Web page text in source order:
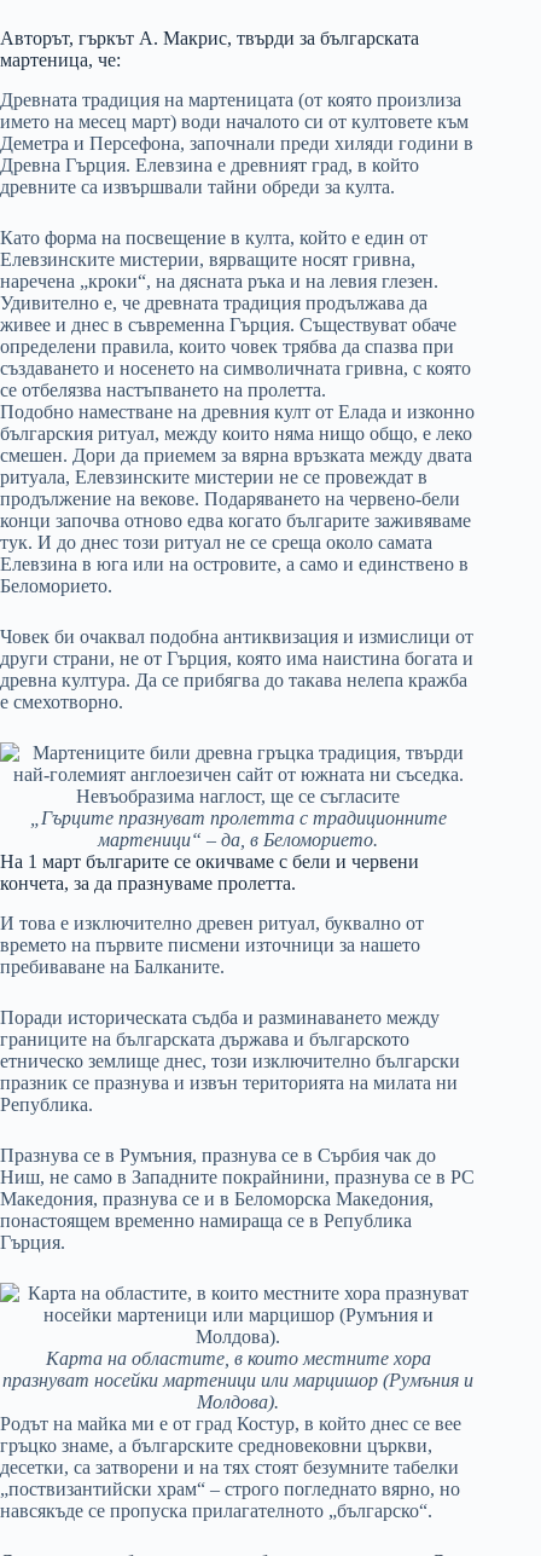
Авторът, гъркът А. Макрис, твърди за българската
мартеница, че:
Древната традиция на мартеницата (от която произлиза
името на месец март) води началото си от култовете към
Деметра и Персефона, започнали преди хиляди години в
Древна Гърция. Елевзина е древният град, в който
древните са извършвали тайни обреди за култа.
Като форма на посвещение в култа, който е един от
Елевзинските мистерии, вярващите носят гривна,
наречена „кроки“, на дясната ръка и на левия глезен.
Удивително е, че древната традиция продължава да
живее и днес в съвременна Гърция. Съществуват обаче
определени правила, които човек трябва да спазва при
създаването и носенето на символичната гривна, с която
се отбелязва настъпването на пролетта.
Подобно наместване на древния култ от Елада и изконно
българския ритуал, между които няма нищо общо, е леко
смешен. Дори да приемем за вярна връзката между двата
ритуала, Елевзинските мистерии не се провеждат в
продължение на векове. Подаряването на червено-бели
конци започва отново едва когато българите заживяваме
тук. И до днес този ритуал не се среща около самата
Елевзина в юга или на островите, а само и единствено в
Беломорието.
Човек би очаквал подобна антиквизация и измислици от
други страни, не от Гърция, която има наистина богата и
древна култура. Да се прибягва до такава нелепа кражба
е смехотворно.
„Гърците празнуват пролетта с традиционните
мартеници“ – да, в Беломорието.
На 1 март българите се окичваме с бели и червени
кончета, за да празнуваме пролетта.
И това е изключително древен ритуал, буквално от
времето на първите писмени източници за нашето
пребиваване на Балканите.
Поради историческата съдба и разминаването между
границите на българската държава и българското
етническо землище днес, този изключително български
празник се празнува и извън територията на милата ни
Република.
Празнува се в Румъния, празнува се в Сърбия чак до
Ниш, не само в Западните покрайнини, празнува се в РС
Македония, празнува се и в Беломорска Македония,
понастоящем временно намираща се в Република
Гърция.
Карта на областите, в които местните хора
празнуват носейки мартеници или марцишор (Румъния и
Молдова).
Родът на майка ми е от град Костур, в който днес се вее
гръцко знаме, а българските средновековни църкви,
десетки, са затворени и на тях стоят безумните табелки
„поствизантийски храм“ – строго погледнато вярно, но
навсякъде се пропуска прилагателното „българско“.